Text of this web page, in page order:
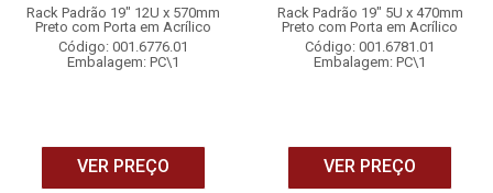
Rack Padrão 19" 12U x 570mm
Preto com Porta em Acrílico
Código: 001.6776.01
Embalagem: PC\1
VER PREÇO
Rack Padrão 19" 5U x 470mm
Preto com Porta em Acrílico
Código: 001.6781.01
Embalagem: PC\1
VER PREÇO